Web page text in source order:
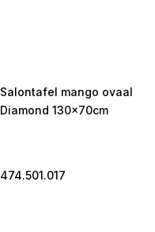
Salontafel mango ovaal
Diamond 130x70cm
474.501.017